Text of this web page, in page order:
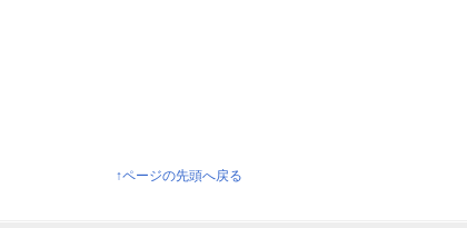
↑ページの先頭へ戻る